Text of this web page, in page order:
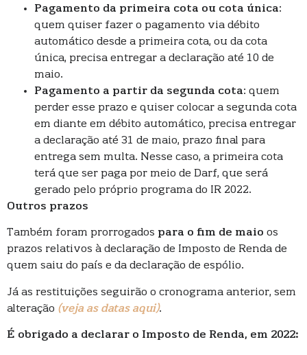
Pagamento da primeira cota ou cota única:
quem quiser fazer o pagamento via débito
automático desde a primeira cota, ou da cota
única, precisa entregar a declaração até 10 de
maio.
Pagamento a partir da segunda cota: quem
perder esse prazo e quiser colocar a segunda cota
em diante em débito automático, precisa entregar
a declaração até 31 de maio, prazo final para
entrega sem multa. Nesse caso, a primeira cota
terá que ser paga por meio de Darf, que será
gerado pelo próprio programa do IR 2022.
Outros prazos
Também foram prorrogados para o fim de maio os
prazos relativos à declaração de Imposto de Renda de
quem saiu do país e da declaração de espólio.
Já as restituições seguirão o cronograma anterior, sem
alteração (veja as datas aqui).
É obrigado a declarar o Imposto de Renda, em 2022: